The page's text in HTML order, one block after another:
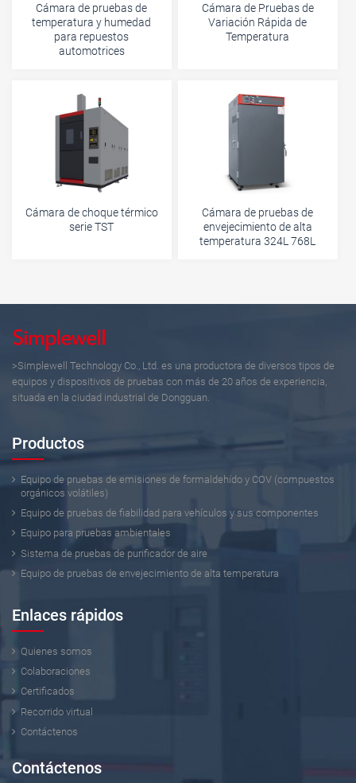
Cámara de pruebas de
temperatura y humedad
para repuestos
automotrices
Cámara de Pruebas de
Variación Rápida de
Temperatura
Cámara de choque térmico
serie TST
Cámara de pruebas de
envejecimiento de alta
temperatura 324L 768L
>Simplewell Technology Co., Ltd. es una productora de diversos tipos de
equipos y dispositivos de pruebas con más de 20 años de experiencia,
situada en la ciudad industrial de Dongguan.
Productos
Equipo de pruebas de emisiones de formaldehído y COV (compuestos
orgánicos volátiles)
Equipo de pruebas de fiabilidad para vehículos y sus componentes
Equipo para pruebas ambientales
Sistema de pruebas de purificador de aire
Equipo de pruebas de envejecimiento de alta temperatura
Enlaces rápidos
Quienes somos
Colaboraciones
Certificados
Recorrido virtual
Contáctenos
Contáctenos